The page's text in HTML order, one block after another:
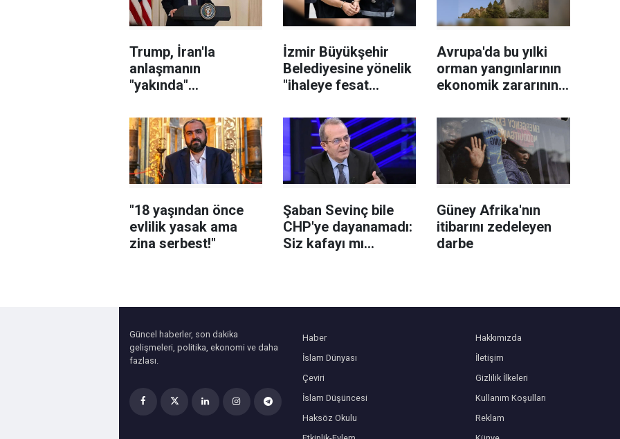
Trump, İran'la
anlaşmanın
"yakında"
söyledi
İzmir Büyükşehir
Belediyesine yönelik
"ihaleye fesat
soruşturmasında 2
şüpheli tutuklandı
Avrupa'da bu yılki
orman yangınlarının
ekonomik zararının
geçtiği tahmin
ediliyor
"18 yaşından önce
evlilik yasak ama
zina serbest!"
Şaban Sevinç bile
CHP'ye dayanamadı:
Siz kafayı mı
Güney Afrika'nın
itibarını zedeleyen
darbe
Güncel haberler, son dakika
gelişmeleri, politika, ekonomi ve daha
fazlası.
Haber
İslam Dünyası
Çeviri
İslam Düşüncesi
Haksöz Okulu
Hakkımızda
İletişim
Gizlilik İlkeleri
Kullanım Koşulları
Reklam